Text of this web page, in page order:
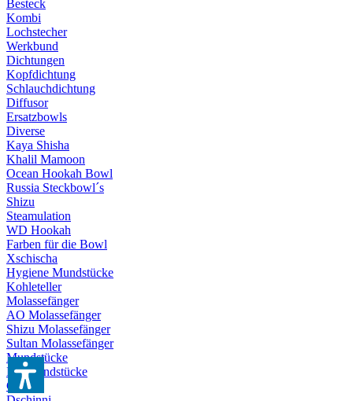
Besteck
Kombi
Lochstecher
Werkbund
Dichtungen
Kopfdichtung
Schlauchdichtung
Diffusor
Ersatzbowls
Diverse
Kaya Shisha
Khalil Mamoon
Ocean Hookah Bowl
Russia Steckbowl´s
Shizu
Steamulation
WD Hookah
Farben für die Bowl
Xschischa
Hygiene Mundstücke
Kohleteller
Molassefänger
AO Molassefänger
Shizu Molassefänger
Sultan Molassefänger
Mundstücke
Eis-Mundstücke
Cartel